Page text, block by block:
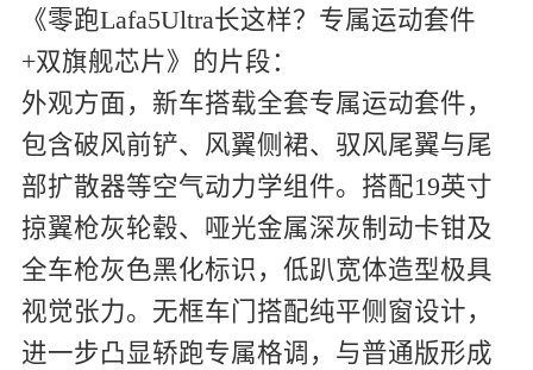
《零跑Lafa5Ultra长这样？专属运动套件
+双旗舰芯片》的片段：
外观方面，新车搭载全套专属运动套件，
包含破风前铲、风翼侧裙、驭风尾翼与尾
部扩散器等空气动力学组件。搭配19英寸
掠翼枪灰轮毂、哑光金属深灰制动卡钳及
全车枪灰色黑化标识，低趴宽体造型极具
视觉张力。无框车门搭配纯平侧窗设计，
进一步凸显轿跑专属格调，与普通版形成